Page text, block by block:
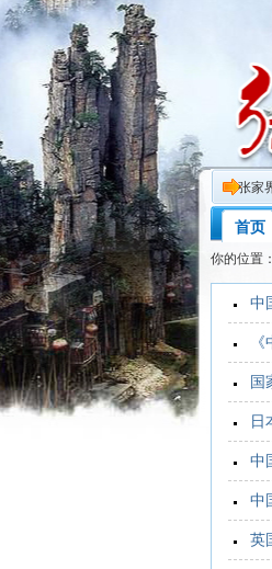
张家
首页
你的位置：
中
国
日
中
中
英